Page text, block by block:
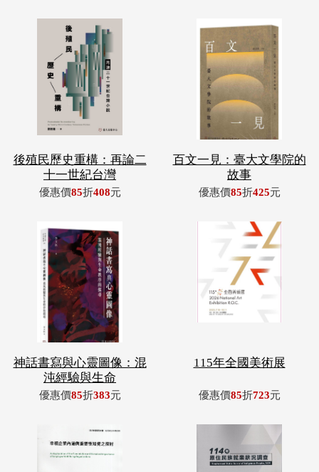
後殖民歷史重構：再論二
十一世紀台灣
優惠價85折408元
百文一見：臺大文學院的
故事
優惠價85折425元
神話書寫與心靈圖像：混
沌經驗與生命
優惠價85折383元
115年全國美術展
優惠價85折723元